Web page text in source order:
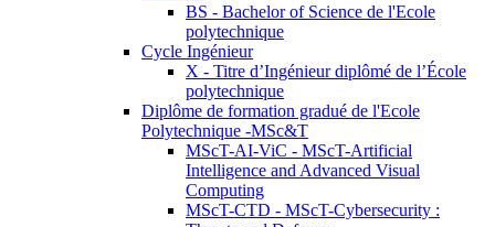
BS - Bachelor of Science de l'Ecole
polytechnique
Cycle Ingénieur
X - Titre d’Ingénieur diplômé de l’École
polytechnique
Diplôme de formation gradué de l'Ecole
Polytechnique -MSc&T
MScT-AI-ViC - MScT-Artificial
Intelligence and Advanced Visual
Computing
MScT-CTD - MScT-Cybersecurity :